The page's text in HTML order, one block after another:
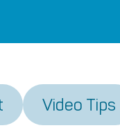
Video Tips